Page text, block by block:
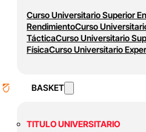
Curso Universitario Superior
RendimientoCurso
TácticaCurso Universitario
FísicaCurso Universitario
BASKET
TITULO UNIVERSITARIO